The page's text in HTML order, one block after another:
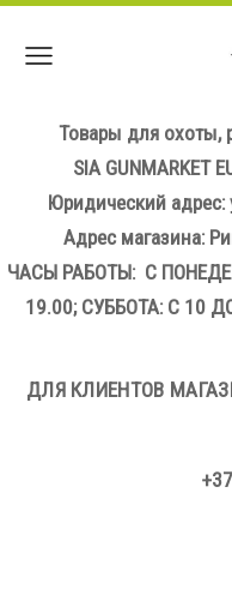
Товары для охоты,
SIA GUNMARKET
Юридический адрес:
Адрес магазина:
ЧАСЫ РАБОТЫ: С
19.00; СУББОТА: С 10
ДЛЯ КЛИЕНТОВ